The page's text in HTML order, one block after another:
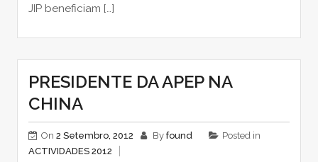
JIP beneficiam […]
PRESIDENTE DA APEP NA
CHINA
On 2 Setembro, 2012 By found
Posted in
ACTIVIDADES 2012